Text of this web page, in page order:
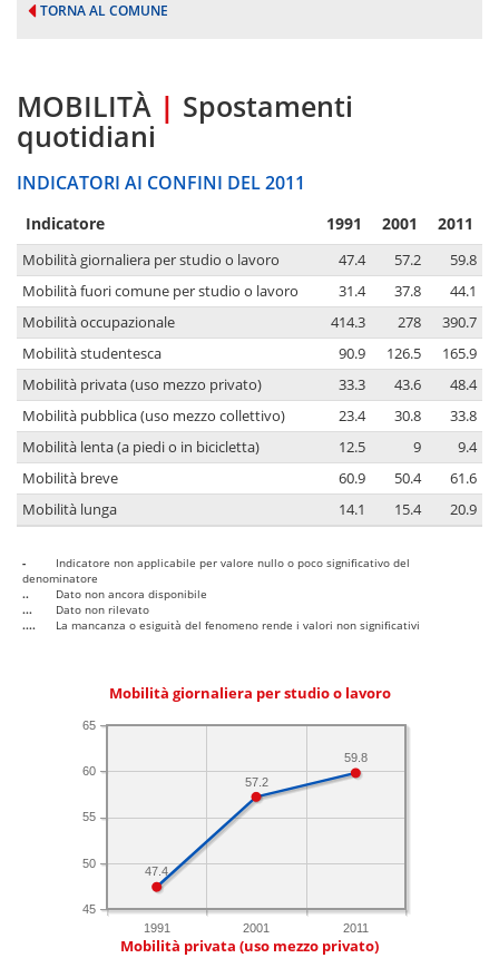
TORNA AL COMUNE
MOBILITÀ | Spostamenti
quotidiani
INDICATORI AI CONFINI DEL 2011
Indicatore 1991 2001 2011
Mobilità giornaliera per studio o lavoro 47.4 57.2
59.8
Mobilità fuori comune per studio o lavoro
31.4 37.8
44.1
Mobilità occupazionale
414.3 278
390.7
Mobilità studentesca
90.9 126.5
165.9
Mobilità privata (uso mezzo privato)
33.3 43.6
48.4
Mobilità pubblica (uso mezzo collettivo)
23.4 30.8
33.8
Mobilità lenta (a piedi o in bicicletta)
12.5 9
9.4
Mobilità breve
60.9 50.4
61.6
Mobilità lunga
14.1 15.4 20.9
-
Indicatore non applicabile per valore nullo o poco significativo del
denominatore
..
Dato non ancora disponibile
...
Dato non rilevato
....
La mancanza o esiguità del fenomeno rende i valori non significativi
Mobilità giornaliera per studio o lavoro
1991 2001 2011
45
50
55
60
65
59.8
57.2
47.4
Mobilità privata (uso mezzo privato)